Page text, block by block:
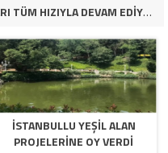
BEYLİKDÜZÜ’NDE YAZ SPOR KURSLARI TÜM HIZIYLA DEVAM EDİYOR
İSTANBULLU YEŞİL ALAN
PROJELERİNE OY VERDİ